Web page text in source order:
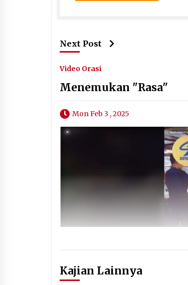
Next Post
Video Orasi
Menemukan "Rasa"
Mon Feb 3 , 2025
Kajian Lainnya